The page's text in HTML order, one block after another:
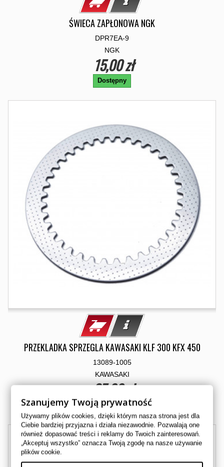
ŚWIECA ZAPŁONOWA NGK
DPR7EA-9
NGK
15,00 zł
Dostępny
PRZEKLADKA SPRZEGLA KAWASAKI KLF 300 KFX 450
13089-1005
KAWASAKI
35,00 zł
Dostępny
Szanujemy Twoją prywatność
Używamy plików cookies, dzięki którym nasza strona jest dla
Ciebie bardziej przyjazna i działa niezawodnie. Pozwalają one
również dopasować treści i reklamy do Twoich zainteresowań.
„Akceptuj wszystko” oznacza Twoją zgodę na nasze używanie
plików cookie.